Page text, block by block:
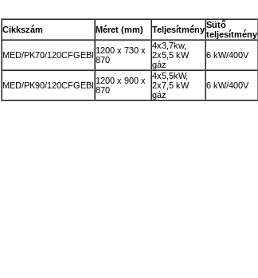
Cikkszám Méret (mm) TeljesítménySütő
teljesítmény
MED/PK70/120CFGEBI 1200 x 730 x
870
4x3,7kw,
2x5,5 kW
gáz
6 kW/400V
MED/PK90/120CFGEBI 1200 x 900 x
870
4x5,5kW,
2x7,5 kW
gáz
6 kW/400V